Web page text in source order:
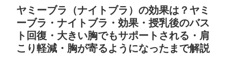
ヤミーブラ（ナイトブラ）の効果は？ヤミ
ーブラ・ナイトブラ・効果・授乳後のバス
ト回復・大きい胸でもサポートされる・肩
こり軽減・胸が寄るようになったまで解説